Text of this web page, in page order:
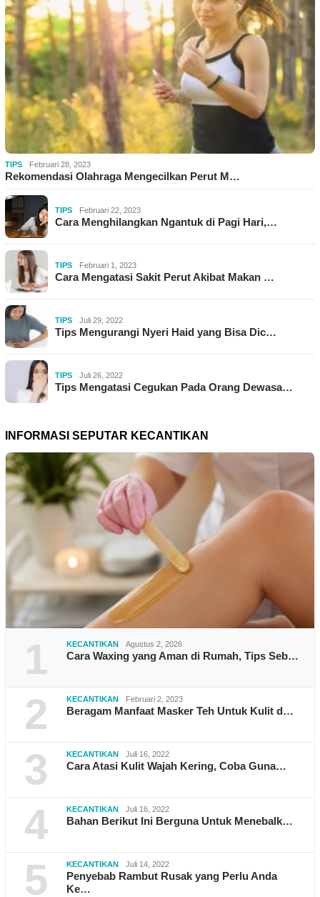
TIPS Februari 28, 2023
Rekomendasi Olahraga Mengecilkan Perut M…
TIPS Februari 22, 2023
Cara Menghilangkan Ngantuk di Pagi Hari,…
TIPS Februari 1, 2023
Cara Mengatasi Sakit Perut Akibat Makan …
TIPS Juli 29, 2022
Tips Mengurangi Nyeri Haid yang Bisa Dic…
TIPS Juli 26, 2022
Tips Mengatasi Cegukan Pada Orang Dewasa…
INFORMASI SEPUTAR KECANTIKAN
1 KECANTIKAN Agustus 2, 2026
Cara Waxing yang Aman di Rumah, Tips Seb…
2 KECANTIKAN Februari 2, 2023
Beragam Manfaat Masker Teh Untuk Kulit d…
3 KECANTIKAN Juli 16, 2022
Cara Atasi Kulit Wajah Kering, Coba Guna…
4 KECANTIKAN Juli 16, 2022
Bahan Berikut Ini Berguna Untuk Menebalk…
5 KECANTIKAN Juli 14, 2022
Penyebab Rambut Rusak yang Perlu Anda
Ke…